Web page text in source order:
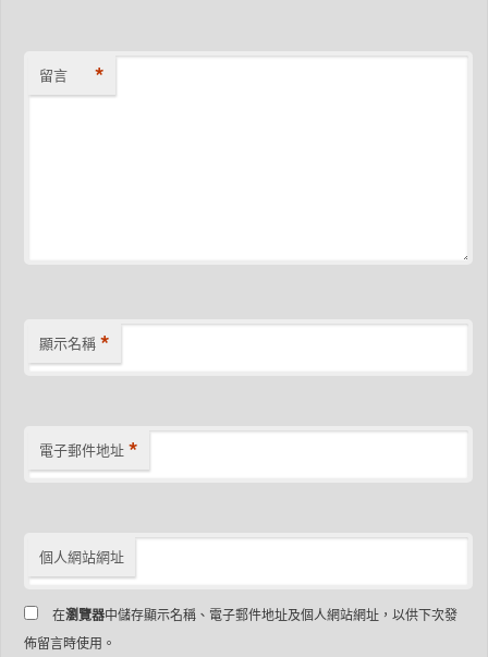
留言 *
顯示名稱 *
電子郵件地址 *
個人網站網址
在瀏覽器中儲存顯示名稱、電子郵件地址及個人網站網址，以供下次發
佈留言時使用。